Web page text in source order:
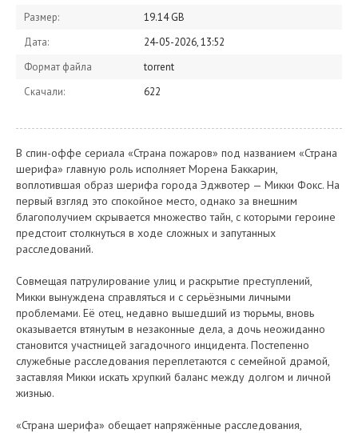
Размер:
19.14 GB
Дата:
24-05-2026, 13:52
Формат файла
torrent
Скачали:
622
В спин-оффе сериала «Страна пожаров» под названием «Страна
шерифа» главную роль исполняет Морена Баккарин,
воплотившая образ шерифа города Эджвотер — Микки Фокс. На
первый взгляд это спокойное место, однако за внешним
благополучием скрывается множество тайн, с которыми героине
предстоит столкнуться в ходе сложных и запутанных
расследований.
Совмещая патрулирование улиц и раскрытие преступлений,
Микки вынуждена справляться и с серьёзными личными
проблемами. Её отец, недавно вышедший из тюрьмы, вновь
оказывается втянутым в незаконные дела, а дочь неожиданно
становится участницей загадочного инцидента. Постепенно
служебные расследования переплетаются с семейной драмой,
заставляя Микки искать хрупкий баланс между долгом и личной
жизнью.
«Страна шерифа» обещает напряжённые расследования,